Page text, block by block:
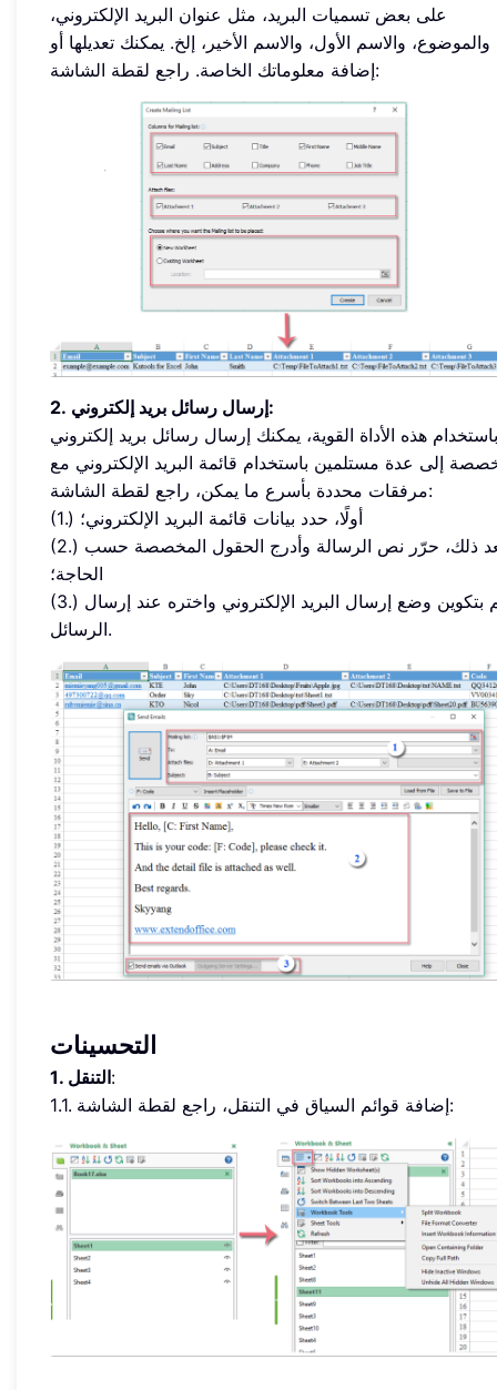
على بعض تسميات البريد، مثل عنوان البريد الإلكتروني،
والموضوع، والاسم الأول، والاسم الأخير، إلخ. يمكنك تعديلها أو
إضافة معلوماتك الخاصة. راجع لقطة الشاشة:
2. إرسال رسائل بريد إلكتروني:
باستخدام هذه الأداة القوية، يمكنك إرسال رسائل بريد إلكتروني
إلى عدة مستلمين باستخدام قائمة البريد الإلكتروني مع
مرفقات محددة بأسرع ما يمكن، راجع لقطة الشاشة:
(1.) أولًا، حدد بيانات قائمة البريد الإلكتروني؛
(2.) بعد ذلك، حرّر نص الرسالة وأدرج الحقول المخصصة حسب
الحاجة؛
(3.) قم بتكوين وضع إرسال البريد الإلكتروني واختره عند إرسال
الرسائل.
التحسينات
1. التنقل:
1.1. إضافة قوائم السياق في التنقل، راجع لقطة الشاشة: